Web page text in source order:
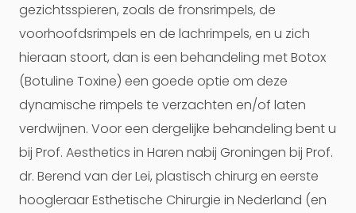
gezichtsspieren, zoals de fronsrimpels, de
voorhoofdsrimpels en de lachrimpels, en u zich
hieraan stoort, dan is een behandeling met Botox
(Botuline Toxine) een goede optie om deze
dynamische rimpels te verzachten en/of laten
verdwijnen. Voor een dergelijke behandeling bent u
bij Prof. Aesthetics in Haren nabij Groningen bij Prof.
dr. Berend van der Lei, plastisch chirurg en eerste
hoogleraar Esthetische Chirurgie in Nederland (en